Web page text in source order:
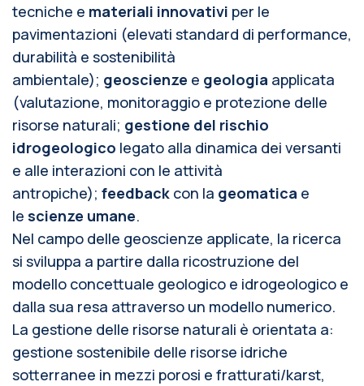
tecniche e materiali innovativi per le
pavimentazioni (elevati standard di performance,
durabilità e sostenibilità
ambientale); geoscienze e geologia applicata
(valutazione, monitoraggio e protezione delle
risorse naturali; gestione del rischio
idrogeologico legato alla dinamica dei versanti
e alle interazioni con le attività
antropiche); feedback con la geomatica e
le scienze umane.
Nel campo delle geoscienze applicate, la ricerca
si sviluppa a partire dalla ricostruzione del
modello concettuale geologico e idrogeologico e
dalla sua resa attraverso un modello numerico.
La gestione delle risorse naturali è orientata a:
gestione sostenibile delle risorse idriche
sotterranee in mezzi porosi e fratturati/karst,